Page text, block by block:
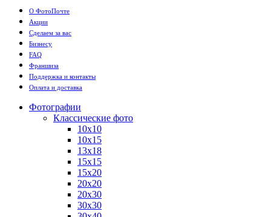
О ФотоПочте
Акции
Сделаем за вас
Бизнесу
FAQ
Франшиза
Поддержка и контакты
Оплата и доставка
Фотографии
Классические фото
10х10
10х15
13х18
15х15
15х20
20х20
20х30
30х30